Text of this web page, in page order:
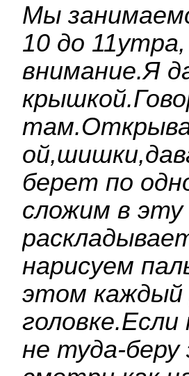
Мы
10 до
внимание.Я
берет по
сложим в эту
нарисуем
этом каждый
не туда-беру